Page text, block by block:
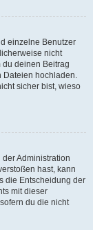
einzelne Benutzer
nicht
deinen Beitrag
Dateien hochladen.
sicher bist, wieso
Administration
hast, kann
die Entscheidung der
mit dieser
du die nicht